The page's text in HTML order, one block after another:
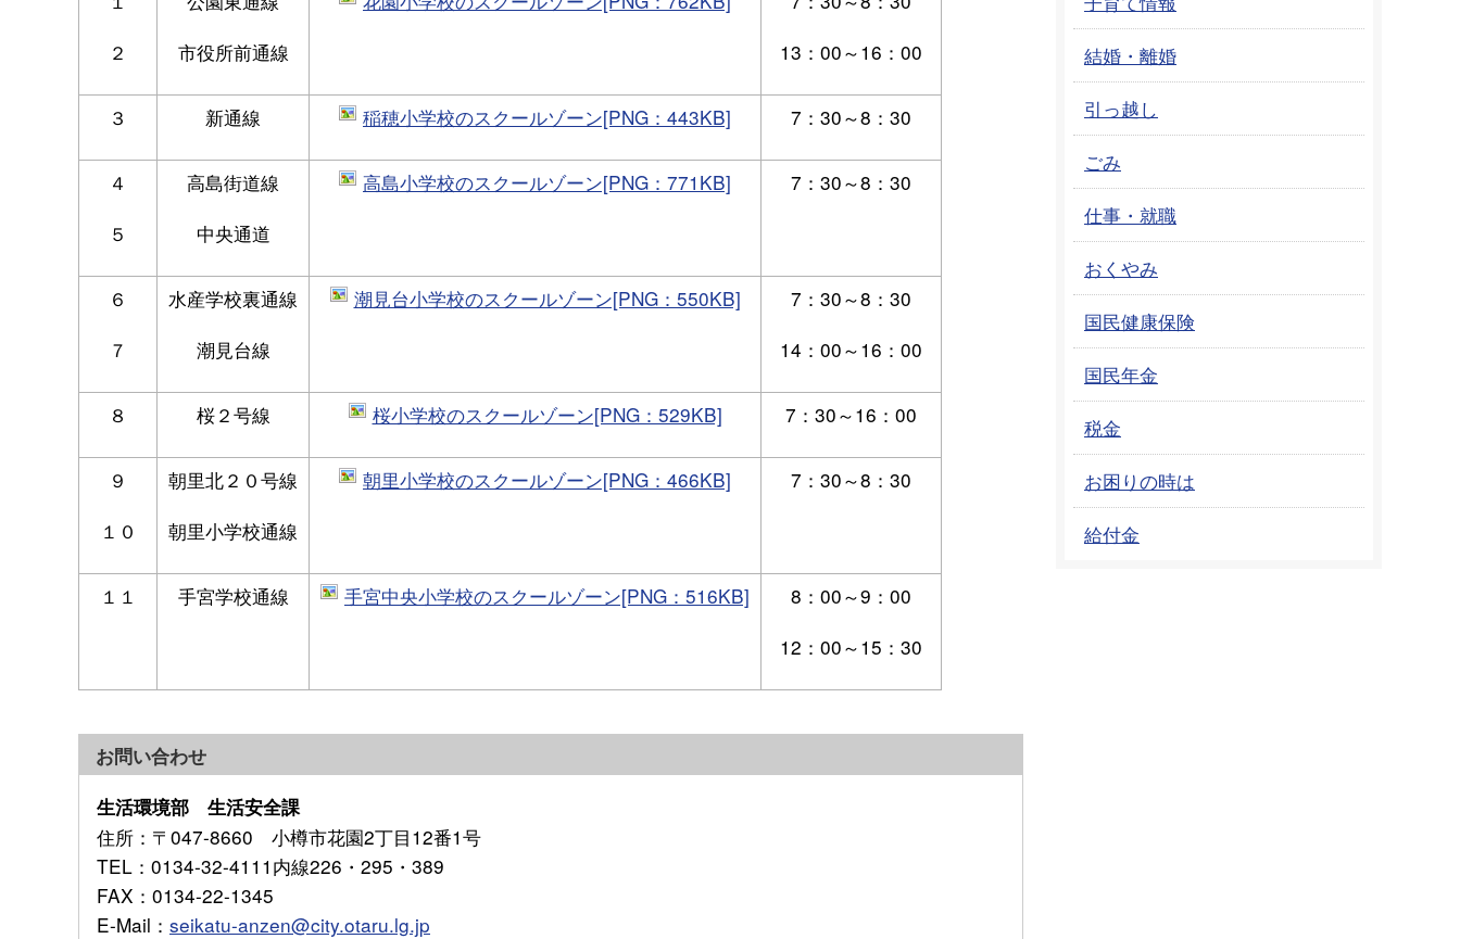
２
市役所前通線
13：00～16：00
３ 新通線 稲穂小学校のスクールゾーン[PNG：443KB] 7：30～8：30
４
５
高島街道線
中央通道
高島小学校のスクールゾーン[PNG：771KB] 7：30～8：30
６
７
水産学校裏通線
潮見台線
潮見台小学校のスクールゾーン[PNG：550KB]
7：30～8：30
14：00～16：00
８ 桜２号線 桜小学校のスクールゾーン[PNG：529KB] 7：30～16：00
９
１０
朝里北２０号線
朝里小学校通線
朝里小学校のスクールゾーン[PNG：466KB] 7：30～8：30
１１ 手宮学校通線 手宮中央小学校のスクールゾーン[PNG：516KB]
8：00～9：00
12：00～15：30
お問い合わせ
生活環境部 生活安全課
住所 ：〒047-8660 小樽市花園2丁目12番1号
TEL ：0134-32-4111内線226・295・389
FAX ：0134-22-1345
E-Mail ： seikatu-anzen@city.otaru.lg.jp
結婚・離婚
引っ越し
ごみ
仕事・就職
おくやみ
国民健康保険
国民年金
税金
お困りの時は
給付金